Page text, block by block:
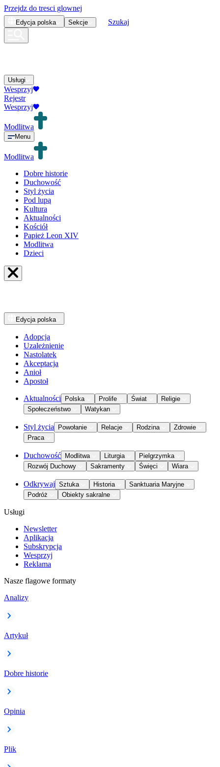
Przejdz do tresci glownej
Edycja polska Sekcje Szukaj
Usługi
Wesprzyj
Rejestr
Wesprzyj
Modlitwa
Menu
Modlitwa
Dobre historie
Duchowość
Styl życia
Pod lupą
Kultura
Aktualności
Kościół
Papież Leon XIV
Modlitwa
Dzieci
Edycja polska
Adopcja
Uzależnienie
Nastolatek
Akceptacja
Anioł
Apostoł
Aktualności Polska Prolife Świat
Religie
Społeczeństwo
Watykan
Styl życia Powołanie Relacje Rodzina
Zdrowie
Praca
Duchowość Modlitwa Liturgia
Pielgrzymka
Rozwój Duchowy
Sakramenty Święci Wiara
Odkrywaj Sztuka Historia
Sanktuaria Maryjne
Podróż
Obiekty sakralne
Usługi
Newsletter
Aplikacja
Subskrypcja
Wesprzyj
Reklama
Nasze flagowe formaty
Analizy
Artykuł
Dobre historie
Opinia
Plik